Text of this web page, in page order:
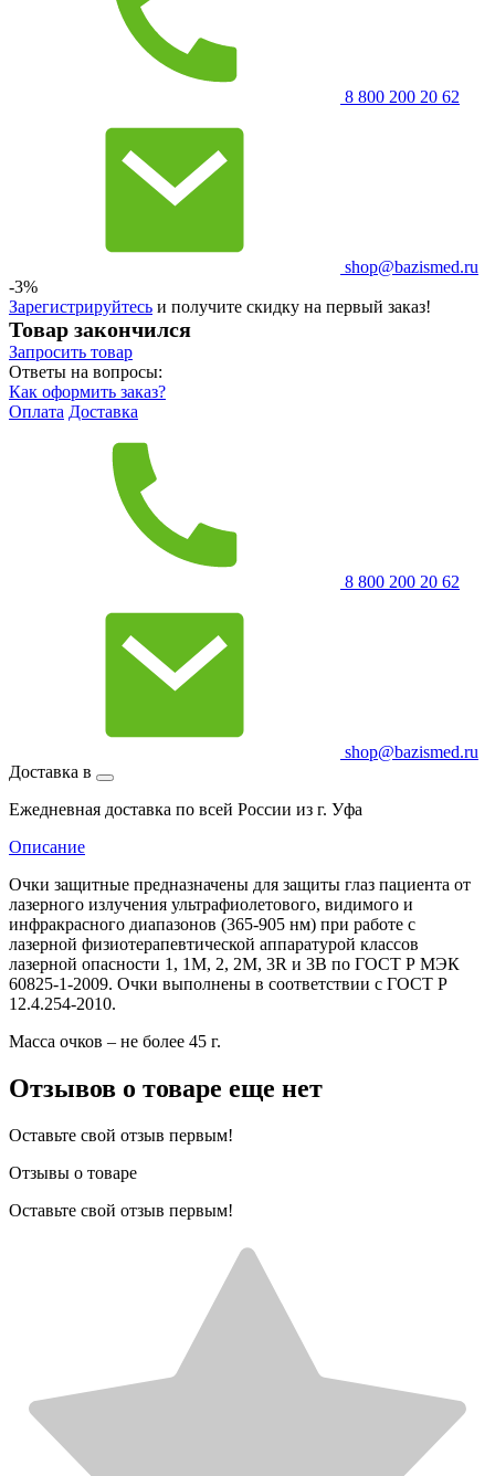
8 800 200 20 62
shop@bazismed.ru
-3%
Зарегистрируйтесь и получите скидку на первый заказ!
Товар закончился
Запросить товар
Ответы на вопросы:
Как оформить заказ?
Оплата Доставка
8 800 200 20 62
shop@bazismed.ru
Доставка в
Ежедневная доставка по всей России из г. Уфа
Описание
Очки защитные предназначены для защиты глаз пациента от
лазерного излучения ультрафиолетового, видимого и
инфракрасного диапазонов (365-905 нм) при работе с
лазерной физиотерапевтической аппаратурой классов
лазерной опасности 1, 1М, 2, 2М, 3R и 3В по ГОСТ Р МЭК
60825-1-2009. Очки выполнены в соответствии с ГОСТ Р
12.4.254-2010.
Масса очков – не более 45 г.
Отзывов о товаре еще нет
Оставьте свой отзыв первым!
Отзывы о товаре
Оставьте свой отзыв первым!